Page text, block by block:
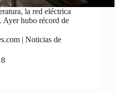
la red eléctrica
Ayer hubo récord de
| Noticias de